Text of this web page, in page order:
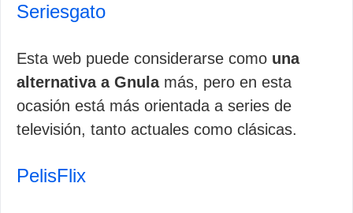
Seriesgato
Esta web puede considerarse como una
alternativa a Gnulamás, pero en esta
ocasión está más orientada a series de
televisión, tanto actuales como clásicas.
PelisFlix